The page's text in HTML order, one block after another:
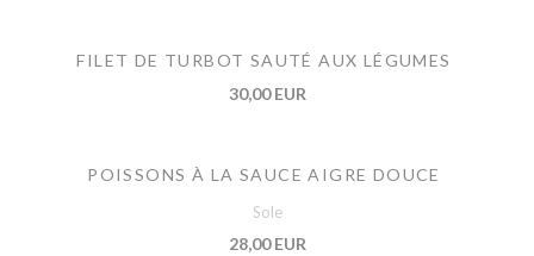
FILET DE TURBOT SAUTÉ AUX LÉGUMES
30,00 EUR
POISSONS À LA SAUCE AIGRE DOUCE
Sole
28,00 EUR